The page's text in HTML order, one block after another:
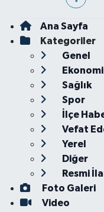
Ana Sayfa
Kategoriler
Genel
Ekonomi
Sağlık
Spor
İlçe
Vefat
Yerel
Diğer
Resmi
Foto Galeri
Video